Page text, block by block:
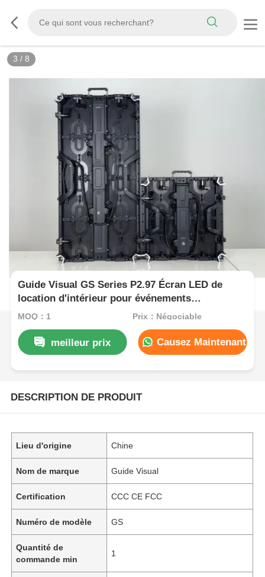
3 / 8
Guide Visual GS Series P2.97 Écran LED de
location d'intérieur pour événements
d'exposition, 7680 Hz sans écran noir CE
MOQ：1 Prix：Négociable
meilleur prix Causez Maintenant
DESCRIPTION DE PRODUIT
Lieu d'origine Chine
Nom de marque Guide Visual
Certification CCC CE FCC
Numéro de modèle GS
Quantité de
commande min
1